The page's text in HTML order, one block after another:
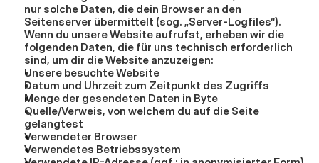
nur solche Daten, die dein Browser an den
Seitenserver übermittelt (sog. „Server-Logfiles“).
Wenn du unsere Website aufrufst, erheben wir die
folgenden Daten, die für uns technisch erforderlich
sind, um dir die Website anzuzeigen:
Unsere besuchte Website
Datum und Uhrzeit zum Zeitpunkt des Zugriffs
Menge der gesendeten Daten in Byte
Quelle/Verweis, von welchem du auf die Seite
gelangtest
Verwendeter Browser
Verwendetes Betriebssystem